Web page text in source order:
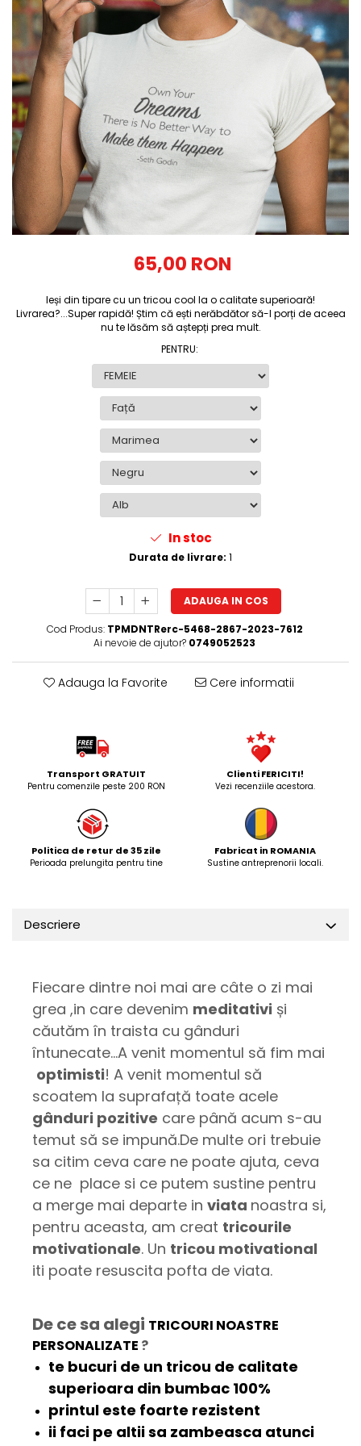
Tricouri Diverse
Tricouri Azi esti Tanar si maine...
Tricouri Motivationale
Tricouri Mamici
Tricouri Pensionari
Tricouri Animalute
Tricouri Stari
Tricouri Gameri
Tricouri Mesaje Virale
Tricouri Vesele
Tricouri Zicale Romanesti65,00 RON
Ieși din tipare cu un tricou cool la o calitate superioară!
Livrarea?...Super rapidă! Știm că ești nerăbdător să-l porți de aceea
nu te lăsăm să aștepți prea mult.
PENTRU:
In stoc
Durata de livrare: 1
ADAUGA IN COS
Cod Produs: TPMDNTRerc-5468-2867-2023-7612
Ai nevoie de ajutor? 0749052523
Adauga la Favorite Cere informatii
Transport GRATUIT
Pentru comenzile peste 200 RON
Clienti FERICITI!
Vezi recenziile acestora.
Politica de retur de 35 zile
Perioada prelungita pentru tine
Fabricat in ROMANIA
Sustine antreprenorii locali.
Descriere
Fiecare dintre noi mai are câte o zi mai
grea ,in care devenim meditativi și
căutăm în traista cu gânduri
întunecate...A venit momentul să fim mai
optimisti! A venit momentul să
scoatem la suprafață toate acele
gânduri pozitive care până acum s-au
temut să se impună.De multe ori trebuie
sa citim ceva care ne poate ajuta, ceva
ce ne place si ce putem sustine pentru
a merge mai departe in viata noastra si,
pentru aceasta, am creat tricourile
motivationale. Un tricou motivational
iti poate resuscita pofta de viata.
De ce sa alegi TRICOURI NOASTRE
PERSONALIZATE ?
te bucuri de un tricou de calitate
superioara din bumbac 100%
printul este foarte rezistent
ii faci pe altii sa zambeasca atunci